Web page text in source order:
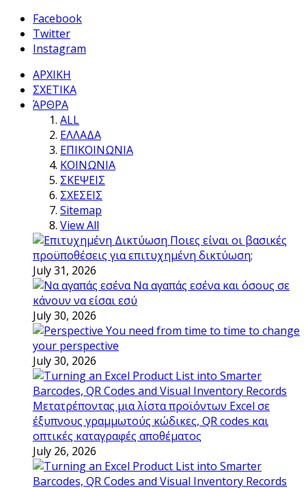
Facebook
Twitter
Instagram
ΑΡΧΙΚΗ
ΣΧΕΤΙΚΑ
ΆΡΘΡΑ
ALL
ΕΛΛΑΔΑ
ΕΠΙΚΟΙΝΩΝΙΑ
ΚΟΙΝΩΝΙΑ
ΣΚΕΨΕΙΣ
ΣΧΕΣΕΙΣ
Sitemap
View All
Ποιες είναι οι βασικές
προϋποθέσεις για επιτυχημένη δικτύωση;
July 31, 2026
Να αγαπάς εσένα και όσους σε
κάνουν να είσαι εσύ
July 30, 2026
You need from time to time to change
your perspective
July 30, 2026
Μετατρέποντας μια λίστα προϊόντων Excel σε
έξυπνους γραμμωτούς κώδικες, QR codes και
οπτικές καταγραφές αποθέματος
July 26, 2026